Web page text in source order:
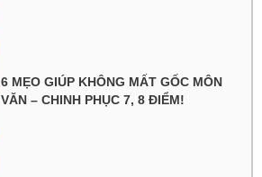
6 MẸO GIÚP KHÔNG MẤT GỐC MÔN
VĂN – CHINH PHỤC 7, 8 ĐIỂM!